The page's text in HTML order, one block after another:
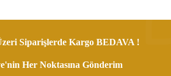
Siparişlerde Kargo BEDAVA !
Her Noktasına Gönderim